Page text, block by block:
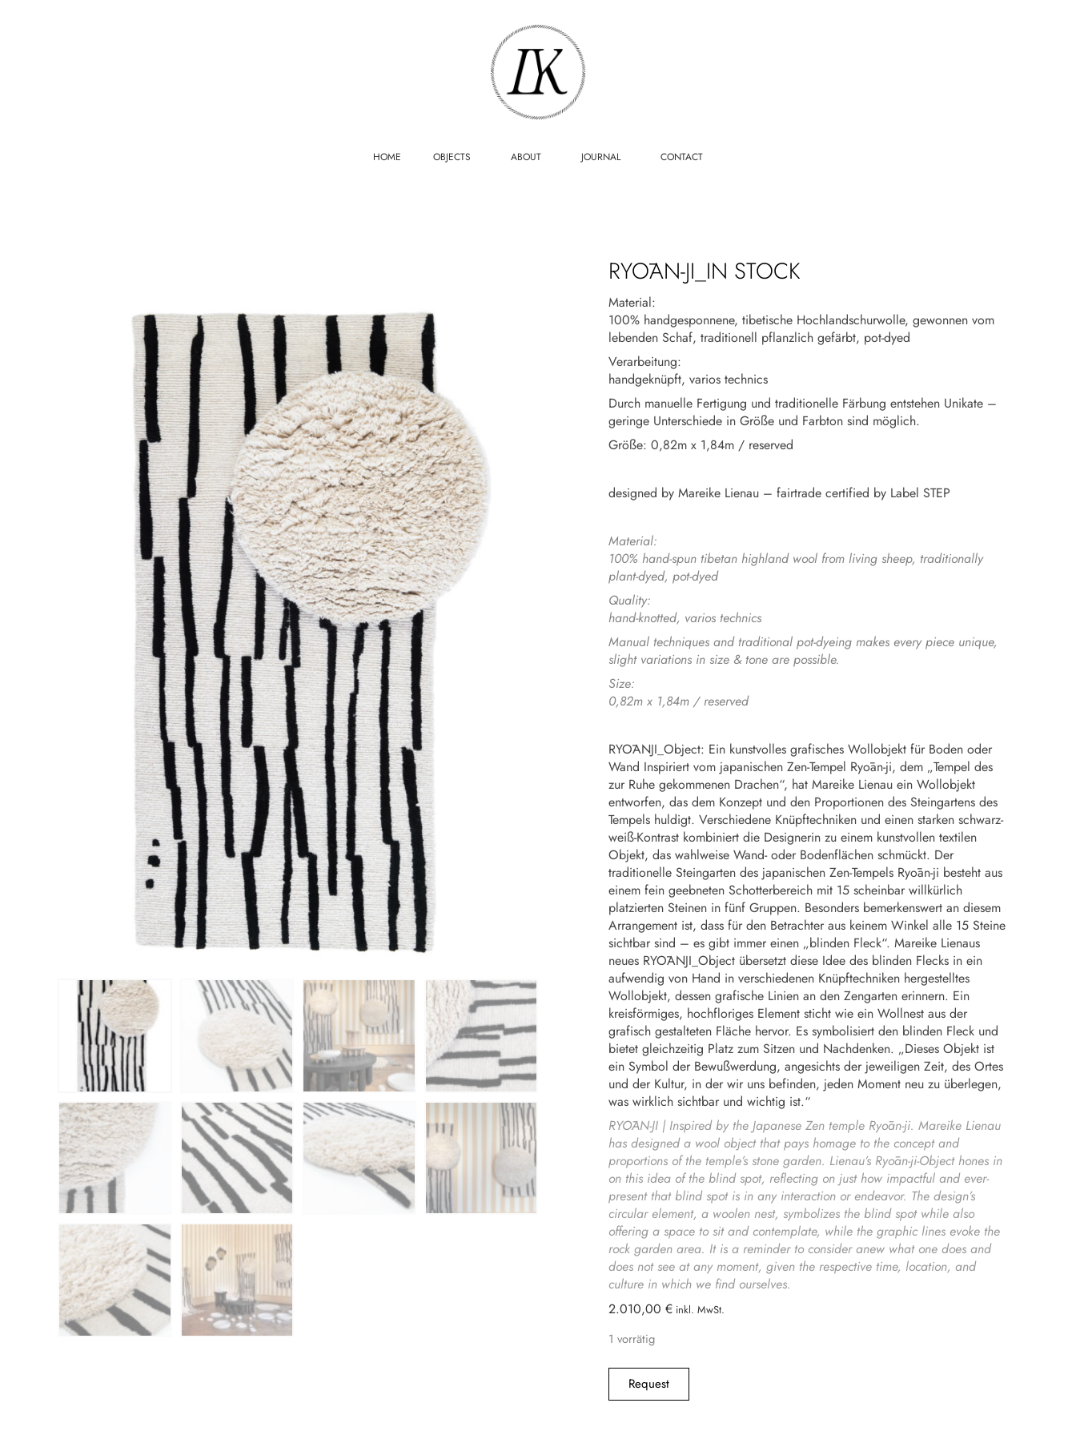
HOME OBJECTS ABOUT JOURNAL CONTACT
RYŌAN-JI_IN STOCK
Material:
100% handgesponnene, tibetische Hochlandschurwolle, gewonnen vom
lebenden Schaf, traditionell pflanzlich gefärbt, pot-dyed
Verarbeitung:
handgeknüpft, varios technics
Durch manuelle Fertigung und traditionelle Färbung entstehen Unikate –
geringe Unterschiede in Größe und Farbton sind möglich.
Größe: 0,82m x 1,84m / reserved
designed by Mareike Lienau – fairtrade certified by Label STEP
Material:
100% hand-spun tibetan highland wool from living sheep, traditionally
plant-dyed, pot-dyed
Quality:
hand-knotted, varios technics
Manual techniques and traditional pot-dyeing makes every piece unique,
slight variations in size & tone are possible.
Size:
0,82m x 1,84m / reserved
RYŌANJI_Object: Ein kunstvolles grafisches Wollobjekt für Boden oder
Wand Inspiriert vom japanischen Zen-Tempel Ryōan-ji, dem „Tempel des
zur Ruhe gekommenen Drachen“, hat Mareike Lienau ein Wollobjekt
entworfen, das dem Konzept und den Proportionen des Steingartens des
Tempels huldigt. Verschiedene Knüpftechniken und einen starken schwarz-
weiß-Kontrast kombiniert die Designerin zu einem kunstvollen textilen
Objekt, das wahlweise Wand- oder Bodenflächen schmückt. Der
traditionelle Steingarten des japanischen Zen-Tempels Ryōan-ji besteht aus
einem fein geebneten Schotterbereich mit 15 scheinbar willkürlich
platzierten Steinen in fünf Gruppen. Besonders bemerkenswert an diesem
Arrangement ist, dass für den Betrachter aus keinem Winkel alle 15 Steine ​​
sichtbar sind – es gibt immer einen „blinden Fleck“. Mareike Lienaus
neues RYŌANJI_Object übersetzt diese Idee des blinden Flecks in ein
aufwendig von Hand in verschiedenen Knüpftechniken hergestelltes
Wollobjekt, dessen grafische Linien an den Zengarten erinnern. Ein
kreisförmiges, hochfloriges Element sticht wie ein Wollnest aus der
grafisch gestalteten Fläche hervor. Es symbolisiert den blinden Fleck und
bietet gleichzeitig Platz zum Sitzen und Nachdenken. „Dieses Objekt ist
ein Symbol der Bewußwerdung, angesichts der jeweiligen Zeit, des Ortes
und der Kultur, in der wir uns befinden, jeden Moment neu zu überlegen,
was wirklich sichtbar und wichtig ist.“
RYŌAN-JI | Inspired by the Japanese Zen temple Ryōan-ji. Mareike Lienau
has designed a wool object that pays homage to the concept and
proportions of the temple’s stone garden. Lienau’s Ryōan-ji-Object hones in
on this idea of the blind spot, reflecting on just how impactful and ever-
present that blind spot is in any interaction or endeavor. The design’s
circular element, a woolen nest, symbolizes the blind spot while also
offering a space to sit and contemplate, while the graphic lines evoke the
rock garden area. It is a reminder to consider anew what one does and
does not see at any moment, given the respective time, location, and
culture in which we find ourselves.
2.010,00 €
1 vorrätig
Request